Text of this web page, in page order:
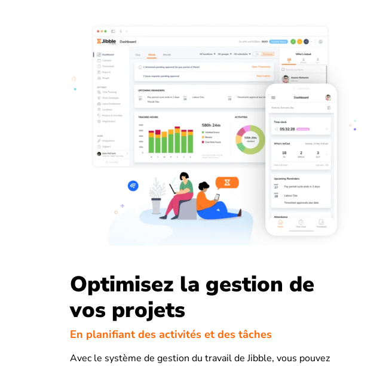
Optimisez la gestion de
vos projets
En planifiant des activités et des tâches
Avec le système de gestion du travail de Jibble, vous pouvez